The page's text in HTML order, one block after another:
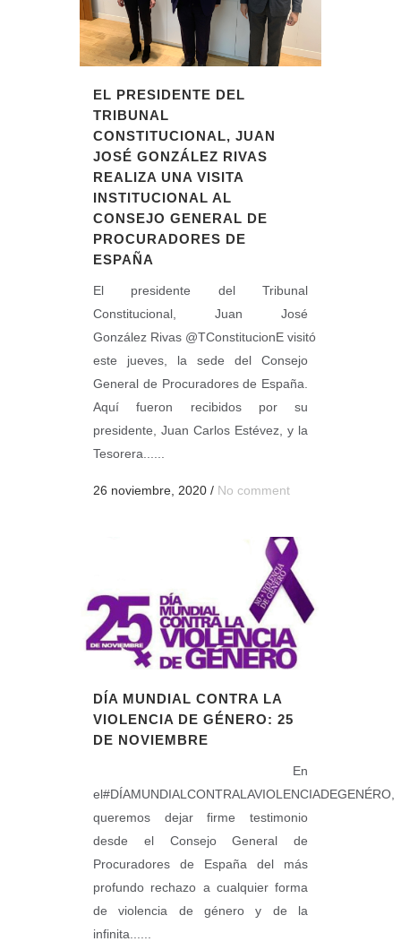
EL PRESIDENTE DEL
TRIBUNAL
CONSTITUCIONAL, JUAN
JOSÉ GONZÁLEZ RIVAS
REALIZA UNA VISITA
INSTITUCIONAL AL
CONSEJO GENERAL DE
PROCURADORES DE
ESPAÑA
El presidente del Tribunal
Constitucional, Juan José
González Rivas @TConstitucionE visitó
este jueves, la sede del Consejo
General de Procuradores de España.
Aquí fueron recibidos por su
presidente, Juan Carlos Estévez, y la
Tesorera......
26 noviembre, 2020 / No comment
DÍA MUNDIAL CONTRA LA
VIOLENCIA DE GÉNERO: 25
DE NOVIEMBRE
En
el#DÍAMUNDIALCONTRALAVIOLENCIADEGENÉRO,
queremos dejar firme testimonio
desde el Consejo General de
Procuradores de España del más
profundo rechazo a cualquier forma
de violencia de género y de la
infinita......